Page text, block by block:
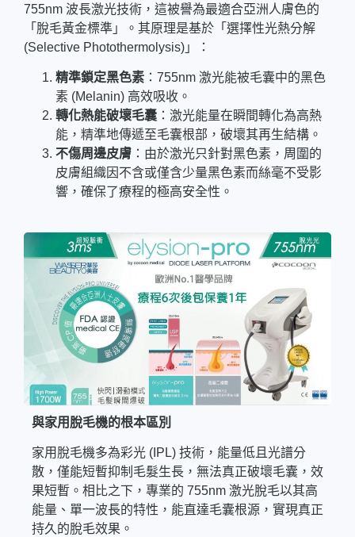
755nm 波長激光技術，這被譽為最適合亞洲人膚色的
「脫毛黃金標準」。其原理是基於「選擇性光熱分解
(Selective Photothermolysis)」：
精準鎖定黑色素 ：755nm 激光能被毛囊中的黑色
素 (Melanin) 高效吸收。
轉化熱能破壞毛囊 ：激光能量在瞬間轉化為高熱
能，精準地傳遞至毛囊根部，破壞其再生結構。
不傷周邊皮膚 ：由於激光只針對黑色素，周圍的
皮膚組織因不含或僅含少量黑色素而絲毫不受影
響，確保了療程的極高安全性。
與家用脫毛機的根本區別
家用脫毛機多為彩光 (IPL) 技術，能量低且光譜分
散，僅能短暫抑制毛髮生長，無法真正破壞毛囊，效
果短暫。相比之下，專業的 755nm 激光脫毛以其高
能量、單一波長的特性，能直達毛囊根源，實現真正
持久的脫毛效果。